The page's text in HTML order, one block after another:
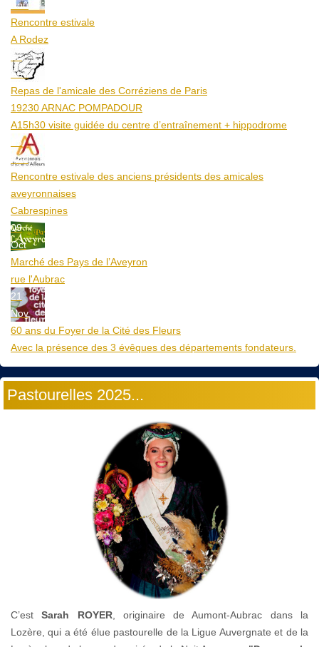
Aoû
Rencontre estivale
A Rodez
23
Aoû
Repas de l'amicale des Corréziens de Paris
19230 ARNAC POMPADOUR
A15h30 visite guidée du centre d’entraînement + hippodrome
25
Aoû
Rencontre estivale des anciens présidents des amicales
aveyronnaises
Cabrespines
09
Oct
Marché des Pays de l’Aveyron
rue l'Aubrac
21
Nov
60 ans du Foyer de la Cité des Fleurs
Avec la présence des 3 évêques des départements fondateurs.
Pastourelles 2025...
C’estSarah ROYER, originaire de Aumont-Aubrac dans la
Lozère, qui a été élue pastourelle de la Ligue Auvergnate et de la